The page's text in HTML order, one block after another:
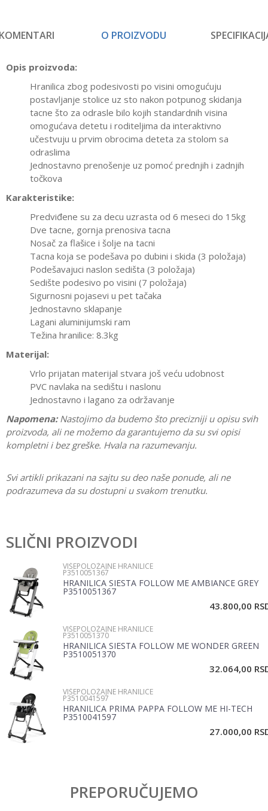
O PROIZVODU
Opis proizvoda:
Hranilica zbog podesivosti po visini omogućuju
postavljanje stolice uz sto nakon potpunog skidanja
tacne što za odrasle bilo kojih standardnih visina
omogućava detetu i roditeljima da interaktivno
učestvuju u prvim obrocima deteta za stolom sa
odraslima
Jednostavno prenošenje uz pomoć prednjih i zadnjih
točkova
Karakteristike:
Predviđene su za decu uzrasta od 6 meseci do 15kg
Dve tacne, gornja prenosiva tacna
Nosač za flašice i šolje na tacni
Tacna koja se podešava po dubini i skida (3 položaja)
Podešavajuci naslon sedišta (3 položaja)
Sedište podesivo po visini (7 položaja)
Sigurnosni pojasevi u pet tačaka
Jednostavno sklapanje
Lagani aluminijumski ram
Težina hranilice: 8.3kg
Materijal:
Vrlo prijatan materijal stvara još veću udobnost
PVC navlaka na sedištu i naslonu
Jednostavno i lagano za održavanje
Napomena:Nastojimo da budemo što precizniji u opisu svih
proizvoda, ali ne možemo da garantujemo da su svi opisi
kompletni i bez greške. Hvala na razumevanju.
Svi artikli prikazani na sajtu su deo naše ponude, ali ne
podrazumeva da su dostupni u svakom trenutku.
Brend
Ime/Nadimak
Email
Poruka
SLIČNI PROIZVODI
VIŠEPOLOŽAJNE HRANILICE
P3510051367
HRANILICA SIESTA FOLLOW ME AMBIANCE GREY
P3510051367
43.800,00
VIŠEPOLOŽAJNE HRANILICE
P3510051370
HRANILICA SIESTA FOLLOW ME WONDER GREEN
P3510051370
32.064,00
VIŠEPOLOŽAJNE HRANILICE
P3510041597
HRANILICA PRIMA PAPPA FOLLOW ME HI-TECH
P3510041597
27.000,00
PREPORUČUJEMO